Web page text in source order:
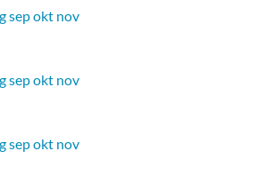
sepokt nov
sepokt nov
sepokt nov